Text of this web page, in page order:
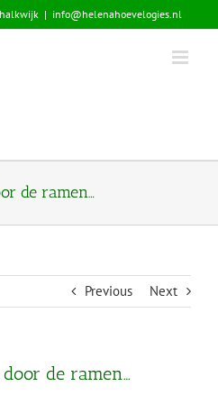
| info@helenahoevelogies.nl
de ramen…
Previous Next
de ramen…